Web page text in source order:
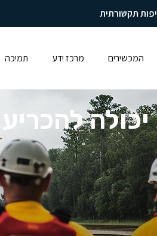
תקשורתית
המכשירים מרכז ידע תמיכה